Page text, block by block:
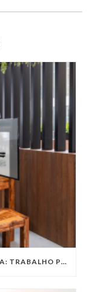
ENCONTRANDO A FÓRMULA PERFEITA: TRABALHO PRESENCIAL, HOME OFFICE OU TRABALHO HÍBRIDO?